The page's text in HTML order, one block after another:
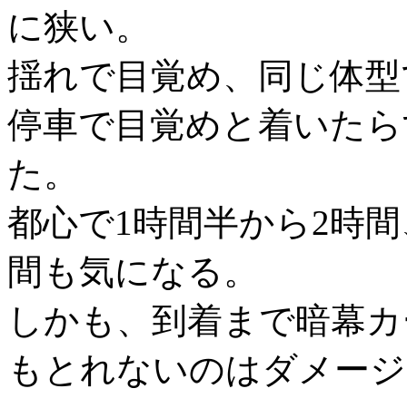
に狭い。
揺れで目覚め、同じ体
停車で目覚めと着いた
た。
都心で1時間半から2時
間も気になる。
しかも、到着まで暗幕
もとれないのはダメー